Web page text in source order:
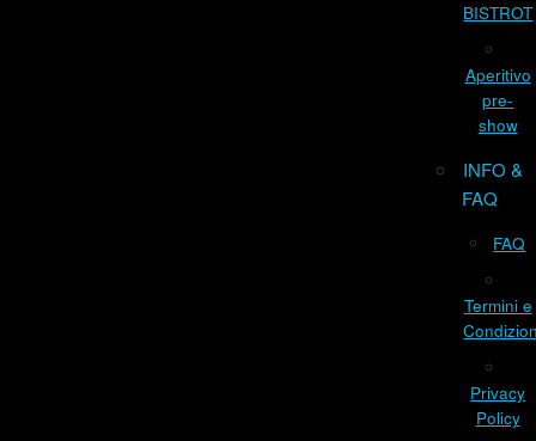
BISTROT
Aperitivo
pre-
show
INFO &
FAQ
FAQ
Termini e
Privacy
Policy